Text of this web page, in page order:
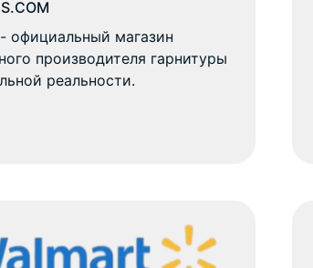
официальный магазин
производителя гарнитуры
реальности.